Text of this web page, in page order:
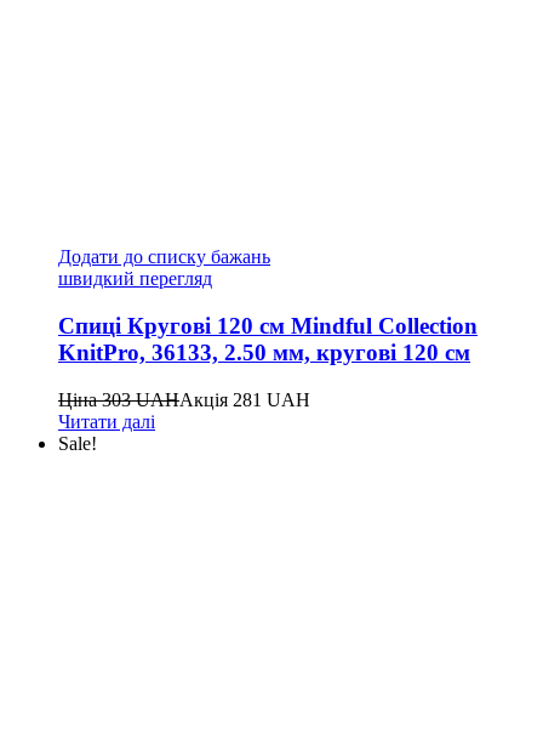
Додати до списку бажань
швидкий перегляд
Спиці Кругові 120 см Mindful Collection
KnitPro, 36133, 2.50 мм, кругові 120 см
Ціна303UAHАкція 281 UAH
Читати далі
Sale!